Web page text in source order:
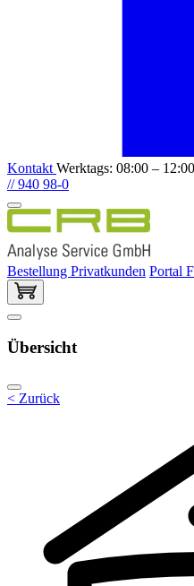
Kontakt Werktags: 08:00 –
// 940 98-0
Bestellung Privatkunden Portal
Übersicht
< Zurück